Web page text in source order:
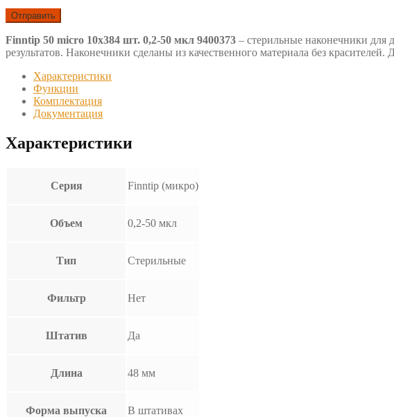
Finntip 50 micro 10х384 шт. 0,2-50 мкл 9400373 – стерильные наконечники для
результатов. Наконечники сделаны из качественного материала без
Характеристики
Функции
Комплектация
Документация
Характеристики
Серия Finntip (микро)
Объем 0,2-50 мкл
Тип Стерильные
Фильтр Нет
Штатив Да
Длина 48 мм
Форма выпуска В штативах